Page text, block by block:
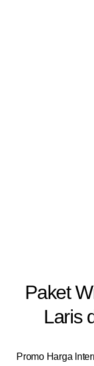
Paket
Laris
Promo Harga